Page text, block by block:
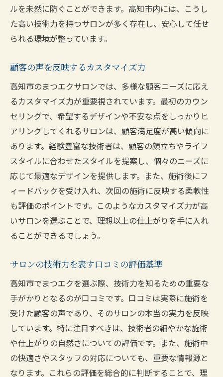
初めての施術で注意すべきポイント
サロンの雰囲気と施術環境を確認する方法
信頼できるサロンを選ぶためのチェックリ
予約時に確認すべきサロンの特色
通いやすさを考慮したサロン選びのポイン
ト
高知市の口コミで評判のまつエクサロンの実態
に迫る
口コミサイトでの情報収集の方法
評判の裏にあるサロンの実力とは
実際の体験談から学ぶサロン選びのコツ
高評価のサロンが保持するサービスの質
口コミで評価される施術後のサポート体制
評判のサロンを訪れる際の注意点
感の秘密
装着感を左右する素材の選び方
敏感肌にも対応するサロン選び
施術中のリラックス方法と快適な環境
カスタマーサポートで確保する装着後の満
足度
快適さを追求するサロンの取り組み
ルを未然に防ぐことができます。高知市内には、こうし
た高い技術力を持つサロンが多く存在し、安心して任せ
られる環境が整っています。
顧客の声を反映するカスタマイズ力
高知市のまつエクサロンでは、多様な顧客ニーズに応え
るカスタマイズ力が重要視されています。最初のカウン
セリングで、希望するデザインや不安な点をしっかりヒ
アリングしてくれるサロンは、顧客満足度が高い傾向に
あります。経験豊富な技術者は、顧客の顔立ちやライフ
スタイルに合わせたスタイルを提案し、個々のニーズに
応じて最適なデザインを提供します。また、施術後にフ
ィードバックを受け入れ、次回の施術に反映する柔軟性
も評価のポイントです。このようなカスタマイズ力が高
いサロンを選ぶことで、理想以上の仕上がりを手に入れ
ることができるでしょう。
サロンの技術力を表す口コミの評価基準
高知市でまつエクを選ぶ際、技術力を知るための重要な
手がかりとなるのが口コミです。口コミは実際に施術を
受けた顧客の声であり、そのサロンの本当の実力を反映
しています。特に注目すべきは、技術者の細やかな施術
や仕上がりの自然さについての評価です。また、施術中
の快適さやスタッフの対応についても、重要な情報源と
なります。これらの評価を総合的に判断することで、理